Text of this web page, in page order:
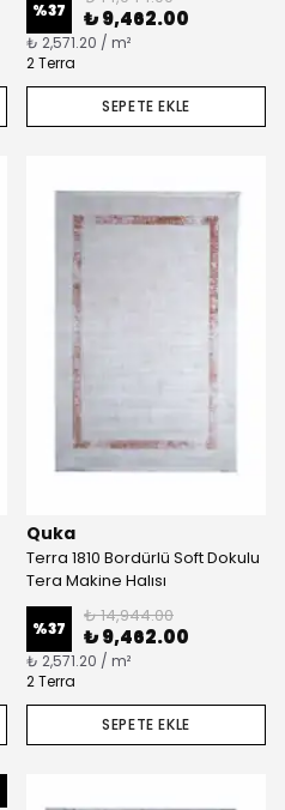
%37 ₺ 9,462.00
₺ 2,571.20 / m²
2 Terra
SEPETE EKLE
Quka
Terra 1810 Bordürlü Soft Dokulu
Tera Makine Halısı
%37
₺ 14,944.00
₺ 9,462.00
₺ 2,571.20 / m²
2 Terra
SEPETE EKLE